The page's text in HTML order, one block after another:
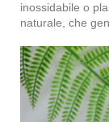
inossidabile o
naturale, che